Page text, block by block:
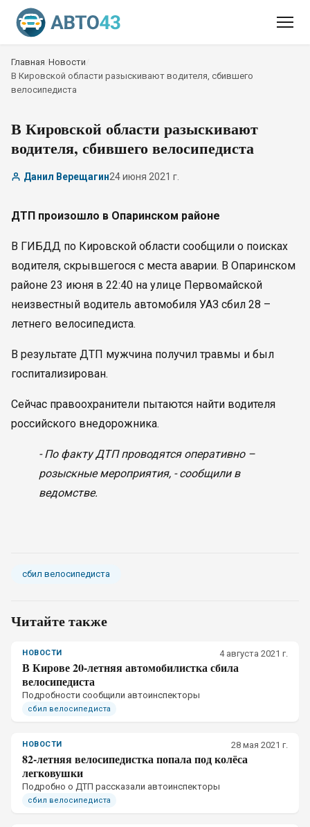
Главная Новости
В Кировской области разыскивают водителя, сбившего
велосипедиста
В Кировской области разыскивают
водителя, сбившего велосипедиста
Данил Верещагин24 июня 2021 г.
ДТП произошло в Опаринском районе
В ГИБДД по Кировской области сообщили о поисках
водителя, скрывшегося с места аварии. В Опаринском
районе 23 июня в 22:40 на улице Первомайской
неизвестный водитель автомобиля УАЗ сбил 28 –
летнего велосипедиста.
В результате ДТП мужчина получил травмы и был
госпитализирован.
Сейчас правоохранители пытаются найти водителя
российского внедорожника.
- По факту ДТП проводятся оперативно –
розыскные мероприятия, - сообщили в
ведомстве.
сбил велосипедиста
Читайте также
НОВОСТИ 4 августа 2021 г.
В Кирове 20-летняя автомобилистка сбила
велосипедиста
Подробности сообщили автоинспекторы
сбил велосипедиста
НОВОСТИ 28 мая 2021 г.
82-летняя велосипедистка попала под колёса
легковушки
Подробно о ДТП рассказали автоинспекторы
сбил велосипедиста